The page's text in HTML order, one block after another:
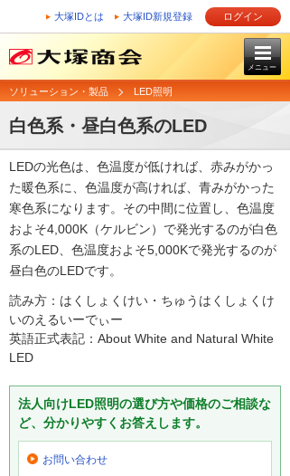
大塚IDとは 大塚ID新規登録 ログイン
メニュー
ソリューション・製品 LED照明
白色系・昼白色系のLED
LEDの光色は、色温度が低ければ、赤みがかっ
た暖色系に、色温度が高ければ、青みがかった
寒色系になります。その中間に位置し、色温度
およそ4,000K（ケルビン）で発光するのが白色
系のLED、色温度およそ5,000Kで発光するのが
昼白色のLEDです。
読み方：はくしょくけい・ちゅうはくしょくけ
いのえるいーでぃー
英語正式表記：About White and Natural White
LED
法人向けLED照明の選び方や価格のご相談な
ど、分かりやすくお答えします。
お問い合わせ